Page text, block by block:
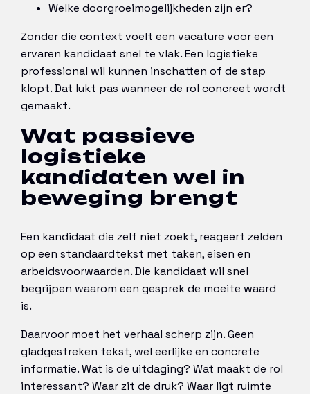
Welke doorgroeimogelijkheden zijn er?
Zonder die context voelt een vacature voor een
ervaren kandidaat snel te vlak. Een logistieke
professional wil kunnen inschatten of de stap
klopt. Dat lukt pas wanneer de rol concreet wordt
gemaakt.
Wat passieve
logistieke
kandidaten wel in
beweging brengt
Een kandidaat die zelf niet zoekt, reageert zelden
op een standaardtekst met taken, eisen en
arbeidsvoorwaarden. Die kandidaat wil snel
begrijpen waarom een gesprek de moeite waard
is.
Daarvoor moet het verhaal scherp zijn. Geen
gladgestreken tekst, wel eerlijke en concrete
informatie. Wat is de uitdaging? Wat maakt de rol
interessant? Waar zit de druk? Waar ligt ruimte